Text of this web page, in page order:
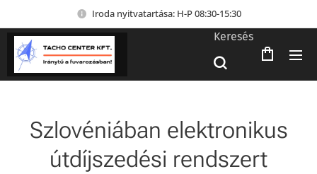
Iroda nyitvatartása: H-P 08:30-15:30
Keresés
Szlovéniában elektronikus
útdíjszedési rendszert